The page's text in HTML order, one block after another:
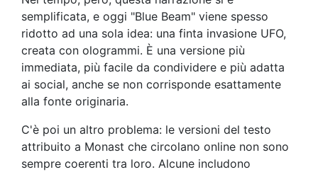
semplificata, e oggi "Blue Beam" viene spesso
ridotto ad una sola idea: una finta invasione UFO,
creata con ologrammi. È una versione più
immediata, più facile da condividere e più adatta
ai social, anche se non corrisponde esattamente
alla fonte originaria.
C'è poi un altro problema: le versioni del testo
attribuito a Monast che circolano online non sono
sempre coerenti tra loro. Alcune includono